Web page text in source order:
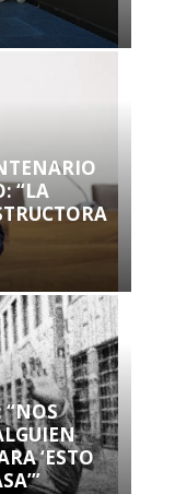
“LA
“NOS
‘ESTO